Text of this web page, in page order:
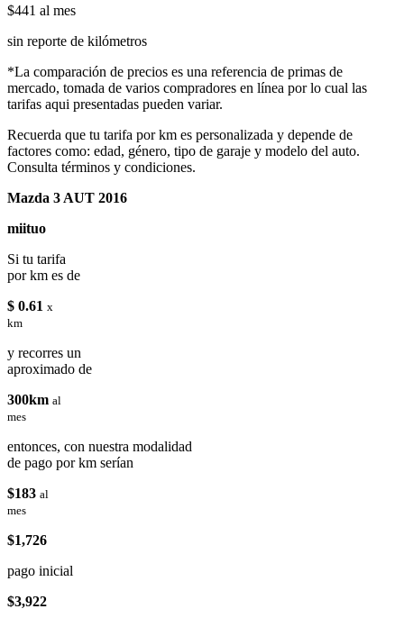
$441 al mes
sin reporte de kilómetros
*La comparación de precios es una referencia de primas de
mercado, tomada de varios compradores en línea por lo cual las
tarifas aqui presentadas pueden variar.
Recuerda que tu tarifa por km es personalizada y depende de
factores como: edad, género, tipo de garaje y modelo del auto.
Consulta términos y condiciones.
Mazda 3 AUT 2016
miituo
Si tu tarifa
por km es de
$ 0.61 x
km
y recorres un
aproximado de
300km al
mes
entonces, con nuestra modalidad
de pago por km serían
$183 al
mes
$1,726
pago inicial
$3,922